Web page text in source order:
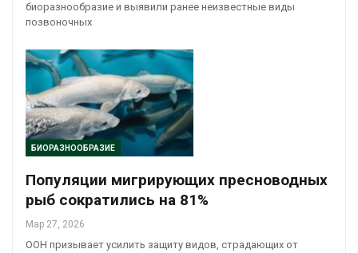
биоразнообразие и выявили ранее неизвестные виды
позвоночных
БИОРАЗНООБРАЗИЕ
Популяции мигрирующих пресноводных
рыб сократились на 81%
Мар 27, 2026
ООН призывает усилить защиту видов, страдающих от